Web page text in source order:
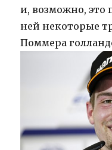
и, возможно, это
ней некоторые
Поммера